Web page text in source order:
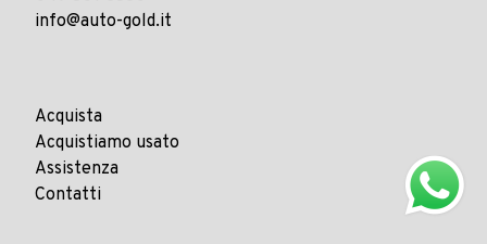
info@auto-gold.it
Acquista
Acquistiamo usato
Assistenza
Contatti